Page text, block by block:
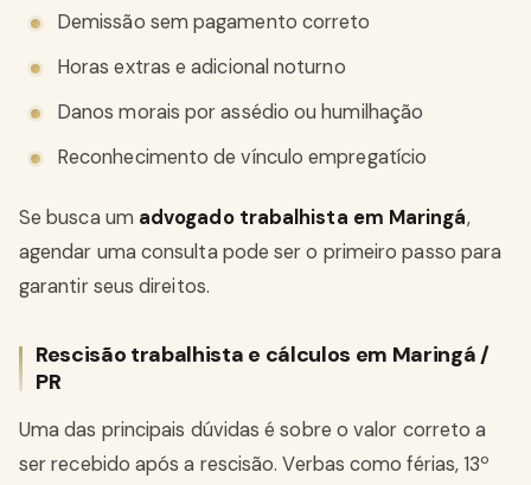
Demissão sem pagamento correto
Horas extras e adicional noturno
Danos morais por assédio ou humilhação
Reconhecimento de vínculo empregatício
Se busca um advogado trabalhista em Maringá,
agendar uma consulta pode ser o primeiro passo para
garantir seus direitos.
Rescisão trabalhista e cálculos em Maringá /
PR
Uma das principais dúvidas é sobre o valor correto a
ser recebido após a rescisão. Verbas como férias, 13º